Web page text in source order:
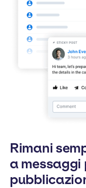
Rimani
a messaggi